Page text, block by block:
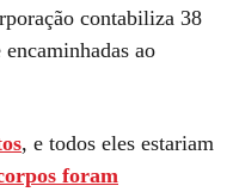
contabiliza 38
encaminhadas ao
, e todos eles estariam
foram